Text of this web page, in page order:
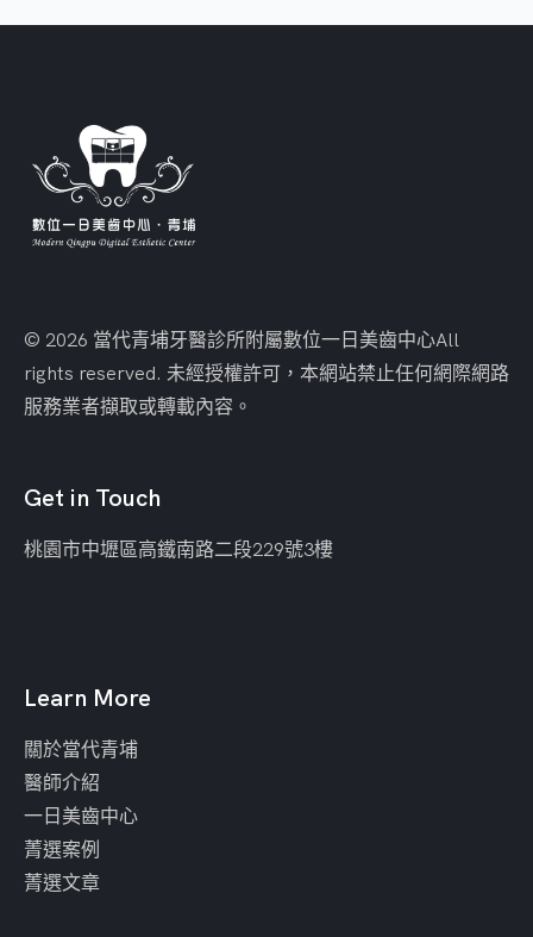
© 2026 當代青埔牙醫診所附屬數位一日美齒中心All
rights reserved. 未經授權許可，本網站禁止任何網際網路
服務業者擷取或轉載內容。
Get in Touch
桃園市中壢區高鐵南路二段229號3樓
Learn More
關於當代青埔
醫師介紹
一日美齒中心
菁選案例
菁選文章